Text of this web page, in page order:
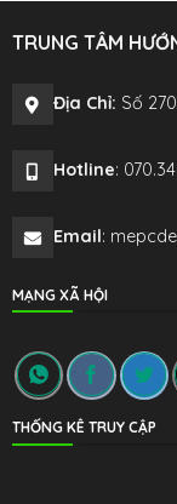
TRUNG TÂM
Địa Chỉ: Số
Hotline:
Email:
MẠNG XÃ HỘI
THỐNG KÊ TRUY CẬP